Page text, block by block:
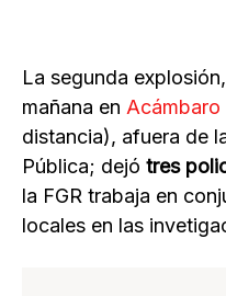
La segunda
mañana en Acámbaro
distancia), afuera de
Pública; dejó tres
la FGR trabaja en
locales en las